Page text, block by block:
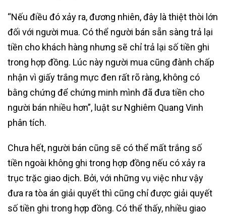
“Nếu điều đó xảy ra, đương nhiên, đây là thiệt thòi lớn
đối với người mua. Có thể người bán sẵn sàng trả lại
tiền cho khách hàng nhưng sẽ chỉ trả lại số tiền ghi
trong hợp đồng. Lúc này người mua cũng đành chấp
nhận vì giấy trắng mực đen rất rõ ràng, không có
bằng chứng để chứng minh mình đã đưa tiền cho
người bán nhiều hơn”, luật sư Nghiêm Quang Vinh
phân tích.
Chưa hết, người bán cũng sẽ có thể mất trắng số
tiền ngoài không ghi trong hợp đồng nếu có xảy ra
trục trặc giao dịch. Bởi, với những vụ việc như vậy
đưa ra tòa án giải quyết thì cũng chỉ được giải quyết
số tiền ghi trong hợp đồng. Có thể thấy, nhiều giao